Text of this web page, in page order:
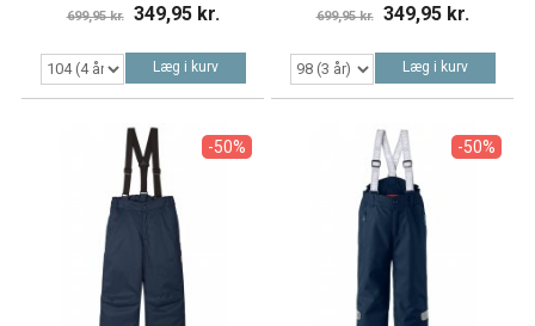
699,95 kr. 349,95 kr.
Læg i kurv
699,95 kr. 349,95 kr.
Læg i kurv
-50% -50%